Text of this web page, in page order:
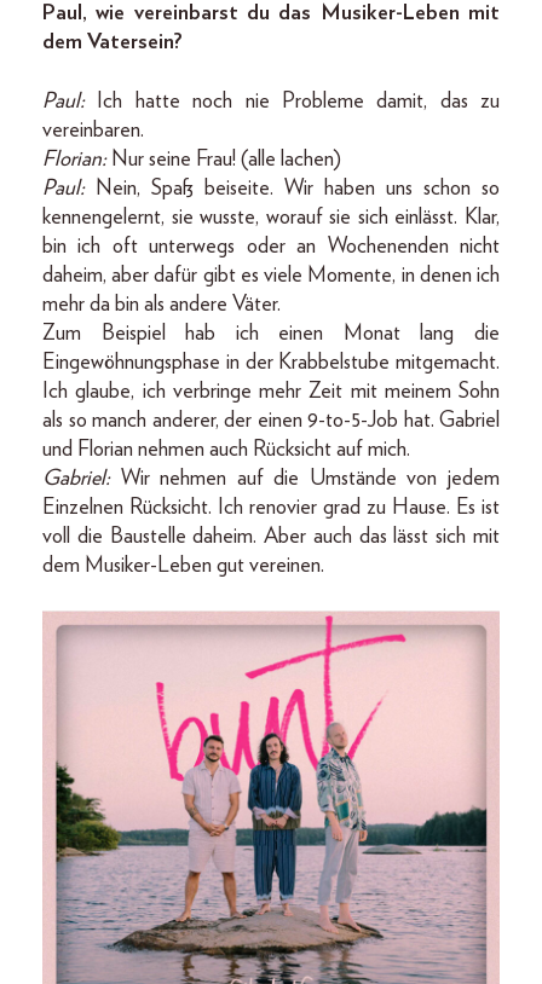
Paul, wie vereinbarst du das Musiker-Leben mit
dem Vatersein?
Paul:
Ich hatte noch nie Probleme damit, das zu
vereinbaren.
Florian: Nur seine Frau! (alle lachen)
Paul:
Nein, Spaß beiseite. Wir haben uns schon so
kennengelernt, sie wusste, worauf sie sich einlässt. Klar,
bin ich oft unterwegs oder an Wochenenden nicht
daheim, aber dafür gibt es viele Momente, in denen ich
mehr da bin als andere Väter.
Zum Beispiel hab ich einen Monat lang die
Eingewöhnungsphase in der Krabbelstube mitgemacht.
Ich glaube, ich verbringe mehr Zeit mit meinem Sohn
als so manch anderer, der einen 9-to-5-Job hat. Gabriel
und Florian nehmen auch Rücksicht auf mich.
Gabriel: Wir nehmen auf die Umstände von jedem
Einzelnen Rücksicht. Ich renovier grad zu Hause. Es ist
voll die Baustelle daheim. Aber auch das lässt sich mit
dem Musiker-Leben gut vereinen.